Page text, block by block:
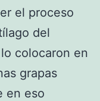
el proceso
del
colocaron en
grapas
en eso